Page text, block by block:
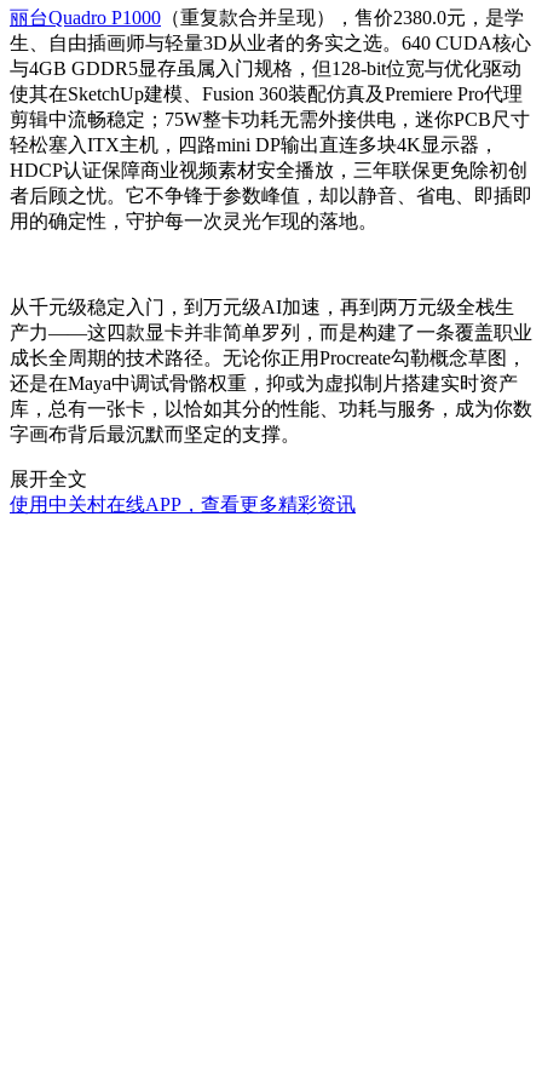
丽台Quadro P1000 （重复款合并呈现），售价2380.0元，是学
生、自由插画师与轻量3D从业者的务实之选。640 CUDA核心
与4GB GDDR5显存虽属入门规格，但128-bit位宽与优化驱动
使其在SketchUp建模、Fusion 360装配仿真及Premiere Pro代理
剪辑中流畅稳定；75W整卡功耗无需外接供电，迷你PCB尺寸
轻松塞入ITX主机，四路mini DP输出直连多块4K显示器，
HDCP认证保障商业视频素材安全播放，三年联保更免除初创
者后顾之忧。它不争锋于参数峰值，却以静音、省电、即插即
用的确定性，守护每一次灵光乍现的落地。
从千元级稳定入门，到万元级AI加速，再到两万元级全栈生
产力——这四款显卡并非简单罗列，而是构建了一条覆盖职业
成长全周期的技术路径。无论你正用Procreate勾勒概念草图，
还是在Maya中调试骨骼权重，抑或为虚拟制片搭建实时资产
库，总有一张卡，以恰如其分的性能、功耗与服务，成为你数
字画布背后最沉默而坚定的支撑。
展开全文
使用中关村在线APP，查看更多精彩资讯